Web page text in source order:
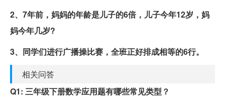
2、7年前，妈妈的年龄是儿子的6倍，儿子今年12岁，妈
妈今年几岁?
3、同学们进行广播操比赛，全班正好排成相等的6行。
相关问答
Q1: 三年级下册数学应用题有哪些常见类型？